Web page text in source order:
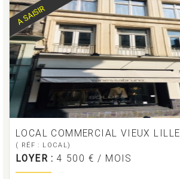
A SAISIR
LOCAL COMMERCIAL VIEUX LILLE
( RÉF : LOCAL)
LOYER :4 500 € / MOIS